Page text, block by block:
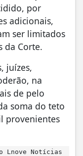
por
adicionais,
ser limitados
da Corte.
juízes,
na
de pelo
soma do teto
provenientes
Lnove Notícias